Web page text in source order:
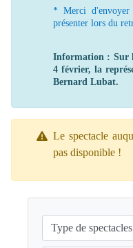
* Merci
présenter lors du
Information : Sur
4 février, la
Bernard Lubat.
Le spectacle
pas disponible !